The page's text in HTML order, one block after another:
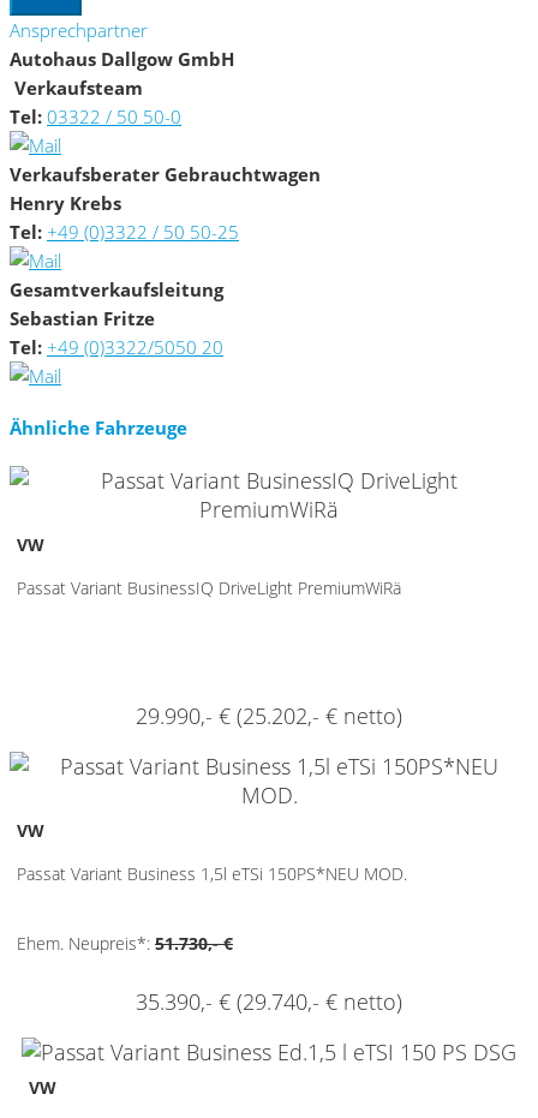
Ansprechpartner
Autohaus Dallgow GmbH
Verkaufsteam
Tel: 03322 / 50 50-0
Verkaufsberater Gebrauchtwagen
Henry Krebs
Tel: +49 (0)3322 / 50 50-25
Gesamtverkaufsleitung
Sebastian Fritze
Tel: +49 (0)3322/5050 20
Ähnliche Fahrzeuge
VW
Passat Variant BusinessIQ DriveLight PremiumWiRä
29.990,- € (25.202,- € netto)
VW
Passat Variant Business 1,5l eTSi 150PS*NEU MOD.
Ehem. Neupreis*: 51.730,- €
35.390,- € (29.740,- € netto)
2
VW